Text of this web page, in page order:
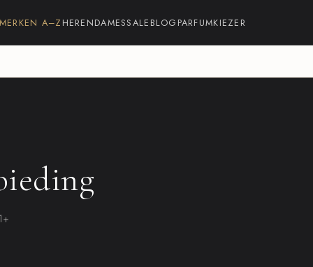
A–Z HERENDAMESSALE BLOG PARFUMKIEZER